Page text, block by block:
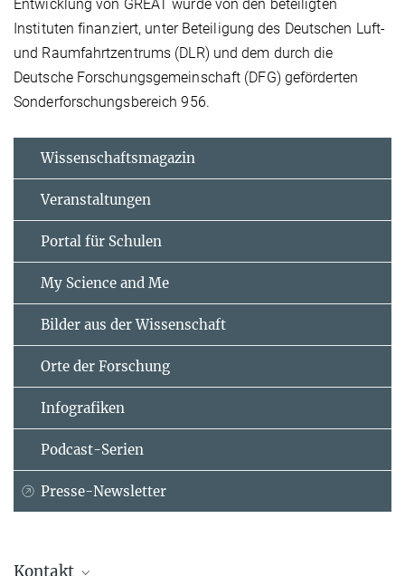
Entwicklung von GREAT wurde von den beteiligten
Instituten finanziert, unter Beteiligung des Deutschen Luft-
und Raumfahrtzentrums (DLR) und dem durch die
Deutsche Forschungsgemeinschaft (DFG) geförderten
Sonderforschungsbereich 956.
Wissenschaftsmagazin
Veranstaltungen
Portal für Schulen
My Science and Me
Bilder aus der Wissenschaft
Orte der Forschung
Infografiken
Podcast-Serien
Presse-Newsletter
Kontakt